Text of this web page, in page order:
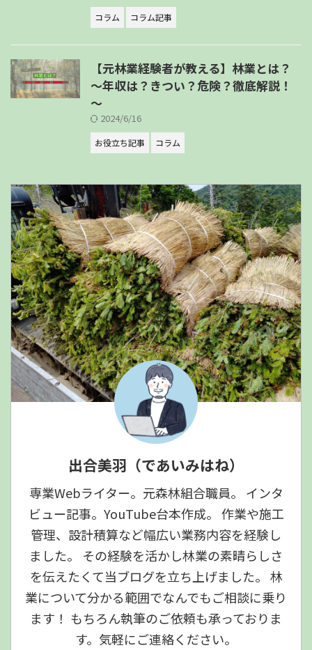
コラム コラム記事
【元林業経験者が教える】林業とは？
～年収は？きつい？危険？徹底解説！
～
2024/6/16
お役立ち記事 コラム
出合美羽（であいみはね）
専業Webライター。元森林組合職員。 インタ
ビュー記事。YouTube台本作成。 作業や施工
管理、設計積算など幅広い業務内容を経験し
ました。 その経験を活かし林業の素晴らしさ
を伝えたくて当ブログを立ち上げました。 林
業について分かる範囲でなんでもご相談に乗り
ます！ もちろん執筆のご依頼も承っておりま
す。気軽にご連絡ください。